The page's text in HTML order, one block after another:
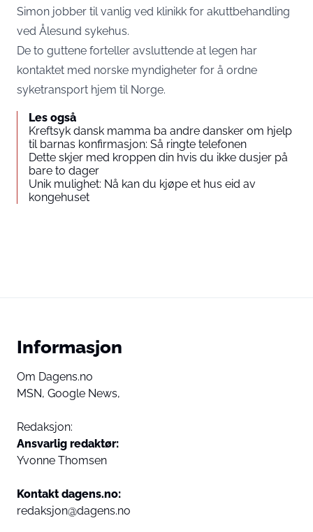
Simon jobber til vanlig ved klinikk for akuttbehandling
ved Ålesund sykehus.
De to guttene forteller avsluttende at legen har
kontaktet med norske myndigheter for å ordne
syketransport hjem til Norge.
Les også
Kreftsyk dansk mamma ba andre dansker om hjelp
til barnas konfirmasjon: Så ringte telefonen
Dette skjer med kroppen din hvis du ikke dusjer på
bare to dager
Unik mulighet: Nå kan du kjøpe et hus eid av
kongehuset
Informasjon
Om Dagens.no
MSN, Google News,
Redaksjon:
Ansvarlig redaktør:
Yvonne Thomsen
Kontakt dagens.no:
redaksjon@dagens.no